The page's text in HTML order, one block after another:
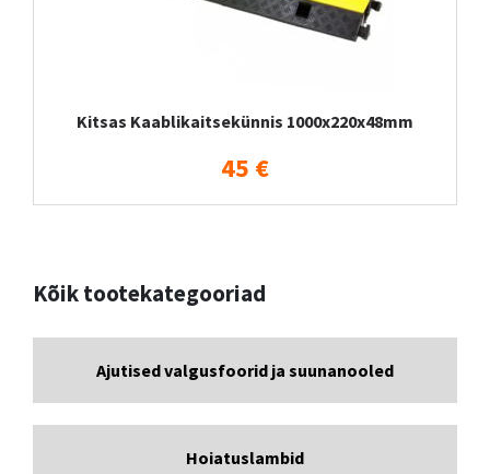
Kitsas Kaablikaitsekünnis 1000x220x48mm
45 €
Kõik tootekategooriad
Ajutised valgusfoorid ja suunanooled
Hoiatuslambid